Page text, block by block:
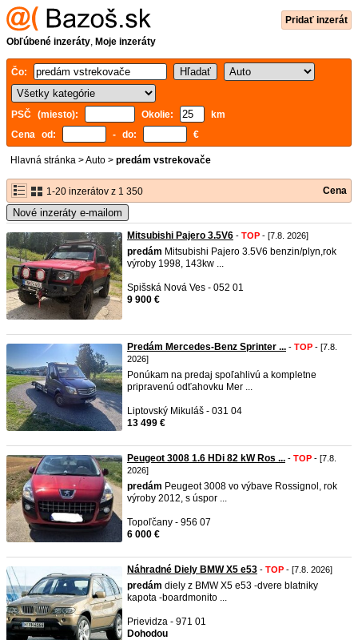
Pridať inzerát
Obľúbené inzeráty, Moje inzeráty
Čo:
PSČ (miesto): Okolie:
km
Cena od:
- do: €
Hlavná stránka >Auto > predám vstrekovače
1-20 inzerátov z 1 350 Cena
Nové inzeráty e-mailom
Mitsubishi Pajero 3.5V6 - TOP - [7.8. 2026]
predám Mitsubishi Pajero 3.5V6 benzin/plyn,rok
výroby 1998, 143kw ...
Spišská Nová Ves - 052 01
9 900 €
Predám Mercedes-Benz Sprinter ... - TOP - [7.8.
2026]
Ponúkam na predaj spoľahlivú a kompletne
pripravenú odťahovku Mer ...
Liptovský Mikuláš - 031 04
13 499 €
Peugeot 3008 1.6 HDi 82 kW Ros ... - TOP - [7.8.
2026]
predám Peugeot 3008 vo výbave Rossignol, rok
výroby 2012, s úspor ...
Topoľčany - 956 07
6 000 €
Náhradné Diely BMW X5 e53 - TOP - [7.8. 2026]
predám diely z BMW X5 e53 -dvere blatniky
kapota -boardmonito ...
Prievidza - 971 01
Dohodou